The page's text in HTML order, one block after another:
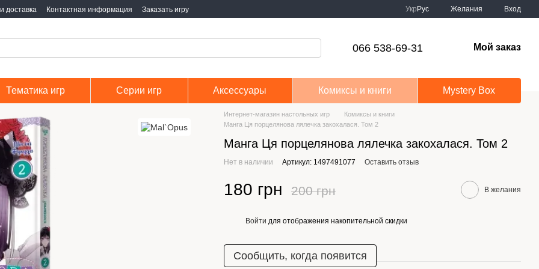
доставка Контактная информация Заказать игру Укр Рус Желания Вход
066 538-69-31 Мой заказ
Тематика игр Серии игр Аксессуары Комиксы и книги Mystery Box
Интернет-магазин настольных игр
Комиксы и книги
Манга Ця порцелянова лялечка закохалася. Том 2
Манга Ця порцелянова лялечка закохалася. Том 2
Нет в наличии Артикул: 1497491077 Оставить отзыв
180 грн 200 грн В желания
Войти для отображения накопительной скидки
Сообщить, когда появится